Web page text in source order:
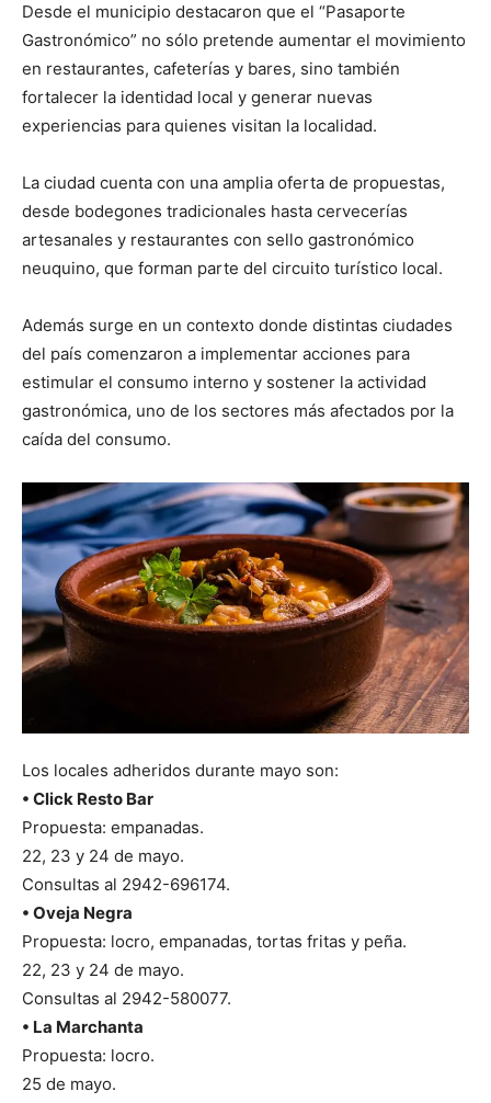
Desde el municipio destacaron que el “Pasaporte
Gastronómico” no sólo pretende aumentar el movimiento
en restaurantes, cafeterías y bares, sino también
fortalecer la identidad local y generar nuevas
experiencias para quienes visitan la localidad.
La ciudad cuenta con una amplia oferta de propuestas,
desde bodegones tradicionales hasta cervecerías
artesanales y restaurantes con sello gastronómico
neuquino, que forman parte del circuito turístico local.
Además surge en un contexto donde distintas ciudades
del país comenzaron a implementar acciones para
estimular el consumo interno y sostener la actividad
gastronómica, uno de los sectores más afectados por la
caída del consumo.
Los locales adheridos durante mayo son:
• Click Resto Bar
Propuesta: empanadas.
22, 23 y 24 de mayo.
Consultas al 2942-696174.
• Oveja Negra
Propuesta: locro, empanadas, tortas fritas y peña.
22, 23 y 24 de mayo.
Consultas al 2942-580077.
• La Marchanta
Propuesta: locro.
25 de mayo.